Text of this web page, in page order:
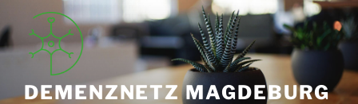
Inhalt
springen
DEMENZNETZ MAGDEBURG